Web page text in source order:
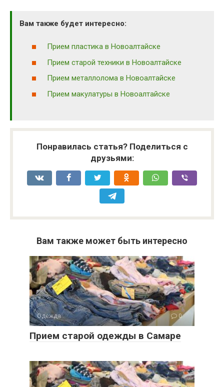
Вам также будет интересно:
Прием пластика в Новоалтайске
Прием старой техники в Новоалтайске
Прием металлолома в Новоалтайске
Прием макулатуры в Новоалтайске
Понравилась статья? Поделиться с
друзьями:
Вам также может быть интересно
Одежда 0
Прием старой одежды в Самаре